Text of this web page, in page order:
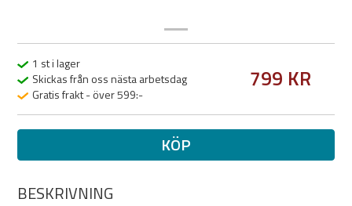
1 st i lager
Skickas från oss nästa arbetsdag
Gratis frakt - över 599:-
799 KR
KÖP
BESKRIVNING